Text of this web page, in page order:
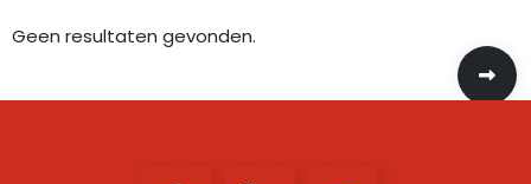
Geen resultaten gevonden.